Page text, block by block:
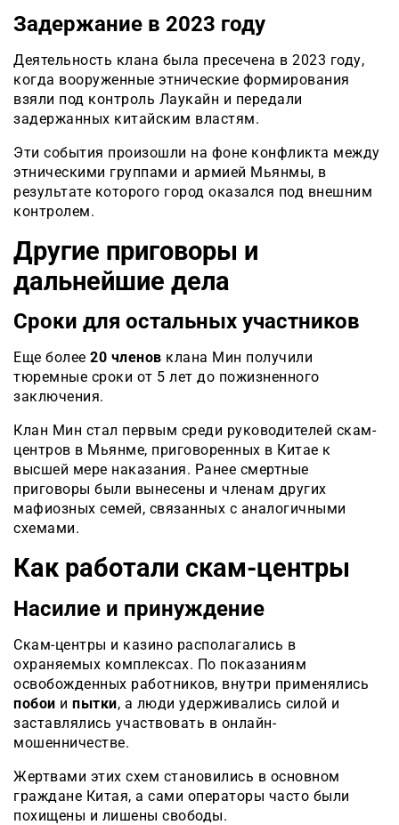
Задержание в 2023 году
Деятельность клана была пресечена в 2023 году,
когда вооруженные этнические формирования
взяли под контроль Лаукайн и передали
задержанных китайским властям.
Эти события произошли на фоне конфликта между
этническими группами и армией Мьянмы, в
результате которого город оказался под внешним
контролем.
Другие приговоры и
дальнейшие дела
Сроки для остальных участников
Еще более 20 членов клана Мин получили
тюремные сроки от 5 лет до пожизненного
заключения.
Клан Мин стал первым среди руководителей скам-
центров в Мьянме, приговоренных в Китае к
высшей мере наказания. Ранее смертные
приговоры были вынесены и членам других
мафиозных семей, связанных с аналогичными
схемами.
Как работали скам-центры
Насилие и принуждение
Скам-центры и казино располагались в
охраняемых комплексах. По показаниям
освобожденных работников, внутри применялись
побои и пытки, а люди удерживались силой и
заставлялись участвовать в онлайн-
мошенничестве.
Жертвами этих схем становились в основном
граждане Китая, а сами операторы часто были
похищены и лишены свободы.